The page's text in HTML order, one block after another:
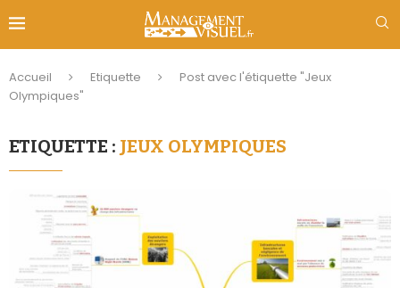
Accueil Etiquette
Post avec l'étiquette "Jeux
Olympiques"
ETIQUETTE : JEUX OLYMPIQUES